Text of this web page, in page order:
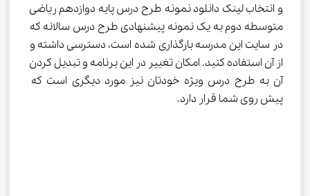
و انتخاب لینک دانلود نمونه طرح درس پایه دوازدهم ریاضی
متوسطه دوم به یک نمونه پیشنهادی طرح درس سالانه که
در سایت‌ این مدرسه بارگذاری شده است، دسترسی داشته و
از آن استفاده کنید. امکان تغییر در این برنامه و تبدیل کردن
آن به طرح درس ویژه خودتان نیز مورد دیگری است که
پیش روی شما قرار دارد.‌